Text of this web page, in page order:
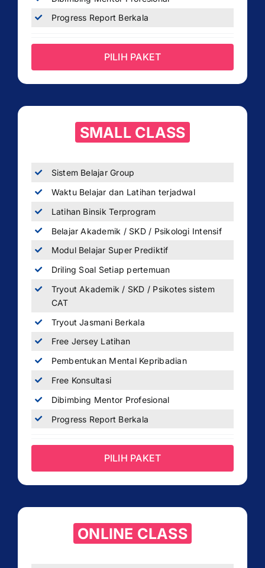
Progress Report Berkala
PILIH PAKET
SMALL CLASS
Sistem Belajar Group
Waktu Belajar dan Latihan terjadwal
Latihan Binsik Terprogram
Belajar Akademik / SKD / Psikologi Intensif
Modul Belajar Super Prediktif
Driling Soal Setiap pertemuan
Tryout Akademik / SKD / Psikotes sistem
CAT
Tryout Jasmani Berkala
Free Jersey Latihan
Pembentukan Mental Kepribadian
Free Konsultasi
Dibimbing Mentor Profesional
Progress Report Berkala
PILIH PAKET
ONLINE CLASS